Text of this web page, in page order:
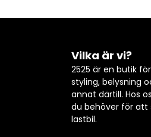
Vilka är vi?
2525 är en butik
styling, belysning
annat därtill. Hos
du behöver för att
lastbil.